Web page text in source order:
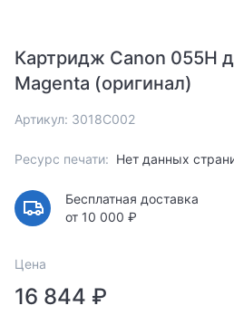
Картридж Canon 055H
Magenta (оригинал)
Артикул: 3018C002
Ресурс печати: Нет данных
Бесплатная доставка
от 10 000 ₽
Цена
16 844 ₽